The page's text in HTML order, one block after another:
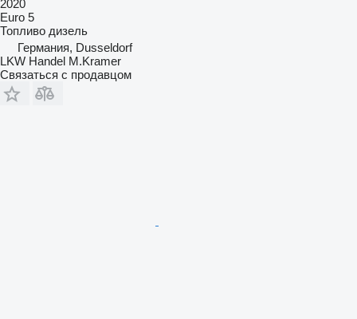
2020
Euro 5
Топливо дизель
Германия, Dusseldorf
LKW Handel M.Kramer
Связаться с продавцом